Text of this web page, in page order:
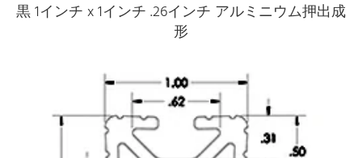
黒 1インチ x 1インチ .26インチ アルミニウム押出成
形